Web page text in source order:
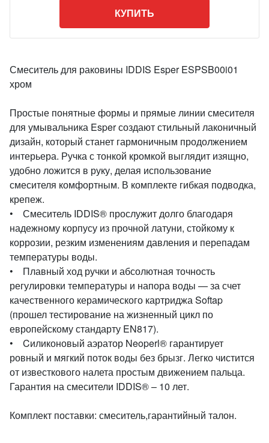
КУПИТЬ
Смеситель для раковины IDDIS Esper ESPSB00i01
хром
Простые понятные формы и прямые линии смесителя
для умывальника Esper создают стильный лаконичный
дизайн, который станет гармоничным продолжением
интерьера. Ручка с тонкой кромкой выглядит изящно,
удобно ложится в руку, делая использование
смесителя комфортным. В комплекте гибкая подводка,
крепеж.
• Смеситель IDDIS® прослужит долго благодаря
надежному корпусу из прочной латуни, стойкому к
коррозии, резким изменениям давления и перепадам
температуры воды.
• Плавный ход ручки и абсолютная точность
регулировки температуры и напора воды — за счет
качественного керамического картриджа Softap
(прошел тестирование на жизненный цикл по
европейскому стандарту EN817).
• Cиликоновый аэратор Neoperl® гарантирует
ровный и мягкий поток воды без брызг. Легко чистится
от известкового налета простым движением пальца.
Гарантия на смесители IDDIS® – 10 лет.
Комплект поставки: смеситель,гарантийный талон.